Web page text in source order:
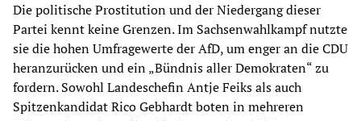
Die politische Prostitution und der Niedergang dieser
Partei kennt keine Grenzen. Im Sachsenwahlkampf nutzte
sie die hohen Umfragewerte der AfD, um enger an die CDU
heranzurücken und ein „Bündnis aller Demokraten“ zu
fordern. Sowohl Landeschefin Antje Feiks als auch
Spitzenkandidat Rico Gebhardt boten in mehreren